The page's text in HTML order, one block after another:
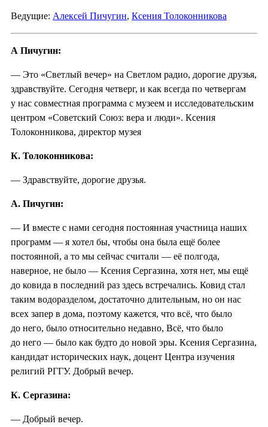
Ведущие: Алексей Пичугин, Ксения Толоконникова
А Пичугин:
— Это «Светлый вечер» на Светлом радио, дорогие друзья,
здравствуйте. Сегодня четверг, и как всегда по четвергам
у нас совместная программа с музеем и исследовательским
центром «Советский Союз: вера и люди». Ксения
Толоконникова, директор музея
К. Толоконникова:
— Здравствуйте, дорогие друзья.
А. Пичугин:
— И вместе с нами сегодня постоянная участница наших
программ — я хотел бы, чтобы она была ещё более
постоянной, а то мы сейчас считали — её полгода,
наверное, не было — Ксения Сергазина, хотя нет, мы ещё
до ковида в последний раз здесь встречались. Ковид стал
таким водоразделом, достаточно длительным, но он нас
всех запер в дома, поэтому кажется, что всё, что было
до него, было относительно недавно, Всё, что было
до него — было как будто до новой эры. Ксения Сергазина,
кандидат исторических наук, доцент Центра изучения
религий РГГУ. Добрый вечер.
К. Сергазина:
— Добрый вечер.